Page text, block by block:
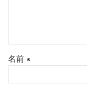
名前 ※